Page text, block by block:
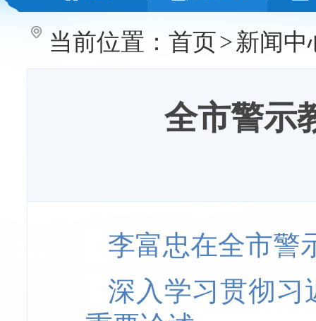
当前位置： 首页>新闻中
全市警示
李富忠在全市警
深入学习贯彻习